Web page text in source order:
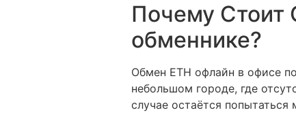
Почему Стоит
обменнике?
Обмен ETH офлайн в офисе
небольшом городе, где
случае остаётся